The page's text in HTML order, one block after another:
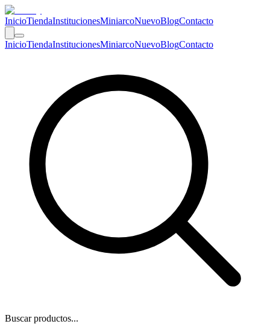
InicioTiendaInstitucionesMiniarcoNuevoBlogContacto
InicioTiendaInstitucionesMiniarcoNuevoBlogContacto
Buscar productos...